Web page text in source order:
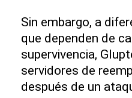
Sin embargo, a
que dependen de
supervivencia,
servidores de
después de un